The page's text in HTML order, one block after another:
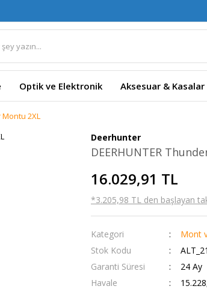
Optik ve Elektronik Aksesuar & Kasalar
Montu 2XL
Deerhunter
DEERHUNTER
16.029,91 TL
*3.205,98 TL den başlayan
Kategori
Mont
Stok Kodu
Garanti Süresi
24 Ay
Havale